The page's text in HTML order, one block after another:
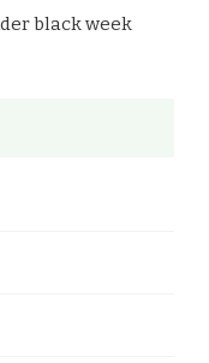
black week